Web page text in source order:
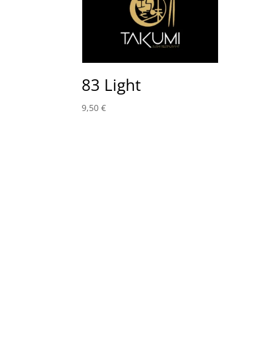
83 Light
9,50€